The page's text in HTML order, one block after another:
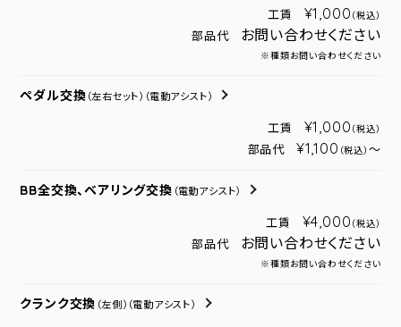
工賃 ¥1,000 （税込）
部品代 お問い合わせください
※種類お問い合わせください
ペダル交換 （左右セット） （電動アシスト）
工賃 ¥1,000 （税込）
部品代 ¥1,100 （税込） ～
BB全交換、ベアリング交換 （電動アシスト）
工賃 ¥4,000 （税込）
部品代 お問い合わせください
※種類お問い合わせください
クランク交換 （左側） （電動アシスト）